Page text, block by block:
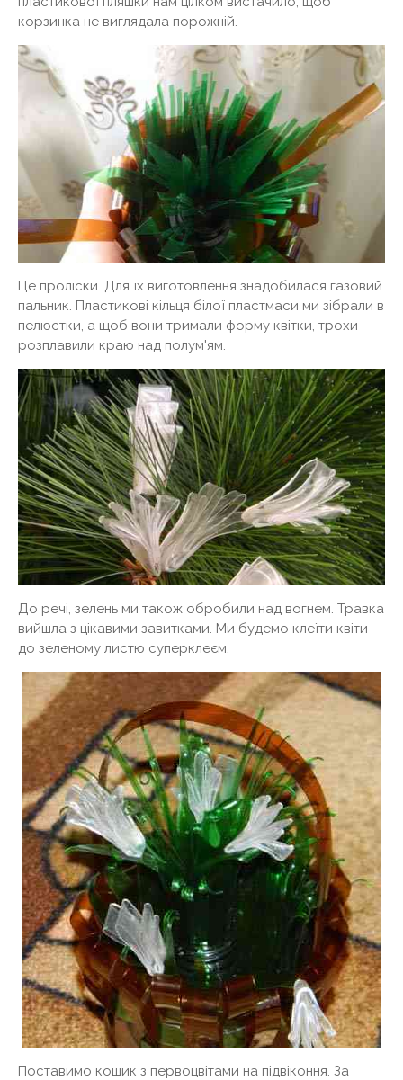
корзинка не виглядала порожній.
Це проліски. Для їх виготовлення знадобилася газовий
пальник. Пластикові кільця білої пластмаси ми зібрали в
пелюстки, а щоб вони тримали форму квітки, трохи
розплавили краю над полум'ям.
До речі, зелень ми також обробили над вогнем. Травка
вийшла з цікавими завитками. Ми будемо клеїти квіти
до зеленому листю суперклеєм.
Поставимо кошик з первоцвітами на підвіконня. За